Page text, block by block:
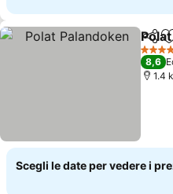
5 Stelle
8,6
1.4
Scegli le date per vedere i